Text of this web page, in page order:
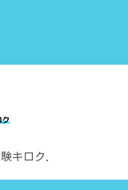
キロク.